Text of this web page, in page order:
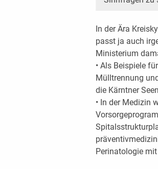
In der Ära
passt ja auch
Ministerium
• Als Beispiele
Mülltrennung
die Kärntner
• In der Medizin
Perinatologie